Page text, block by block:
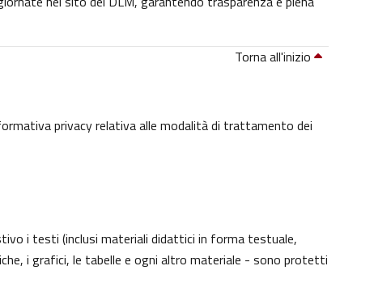
Torna all'inizio
privacy relativa alle modalità di trattamento dei
i testi (inclusi materiali didattici in forma testuale,
i grafici, le tabelle e ogni altro materiale - sono protetti